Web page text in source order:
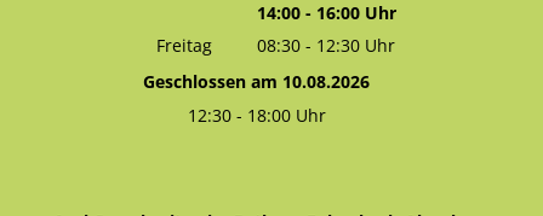
Von 08:30 bis 12:30 Uhr
14:00- 16:00Uhr
Von 14:00 bis 16:00 Uhr
Freitag 08:30 - 12:30 Uhr
Von 08:30 bis 12:30 Uhr
Geschlossen am 10.08.2026
12:30- 18:00Uhr